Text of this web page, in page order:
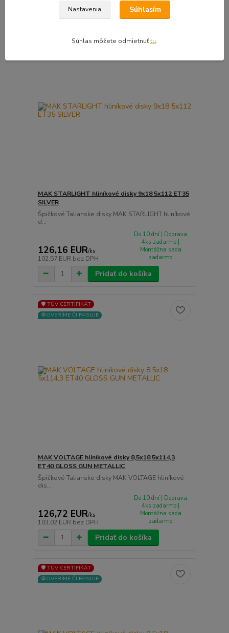
Pridať do košíka
🛡️ TÜV CERTIFIKÁT
MAK STARLIGHT hliníkové disky 9x18 5x112 ET35
SILVER
Špičkové Talianske disky MAK STARLIGHT hliníkové
d...
126,16 EUR/ks
102,57 EUR bez DPH
Do 10 dní | Doprava
4ks zadarmo |
Montážna sada
zadarmo
Pridať do košíka
🛡️ TÜV CERTIFIKÁT
⚙️OVERÍME ČI PASUJE
MAK VOLTAGE hliníkové disky 8,5x18 5x114,3
ET40 GLOSS GUN METALLIC
Špičkové Talianske disky MAK VOLTAGE hliníkové
dis...
126,72 EUR/ks
103,02 EUR bez DPH
Do 10 dní | Doprava
4ks zadarmo |
Montážna sada
zadarmo
Pridať do košíka
🛡️ TÜV CERTIFIKÁT
⚙️OVERÍME ČI PASUJE
Nastavenia Súhlasím
Súhlas môžete odmietnuťtu.